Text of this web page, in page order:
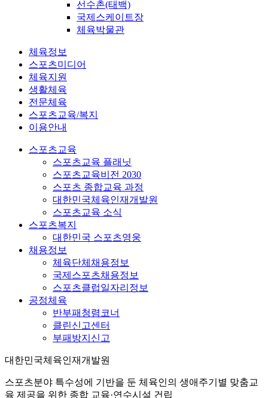
선수촌(태백)
국제스케이트장
체육박물관
체육정보
스포츠미디어
체육지원
생활체육
전문체육
스포츠교육/복지
이용안내
스포츠교육
스포츠교육 플래닛
스포츠교육비전 2030
스포츠 종합교육 과정
대한민국체육인재개발원
스포츠교육 소식
스포츠복지
대한민국 스포츠영웅
채용정보
체육단체채용정보
국제스포츠채용정보
스포츠클럽일자리정보
공정체육
반부패청렴코너
클린신고센터
부패방지신고
대한민국체육인재개발원
스포츠분야 특수성에 기반을 둔 체육인의 생애주기별 맞춤교
육 제공을 위한 종합 교육·연수시설 건립